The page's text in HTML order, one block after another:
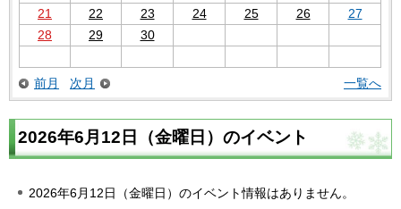
21
22 23 24 25 26
27
28
29 30
前月 次月 一覧へ
2026年6月12日（金曜日）のイベント
2026年6月12日（金曜日）のイベント情報はありません。